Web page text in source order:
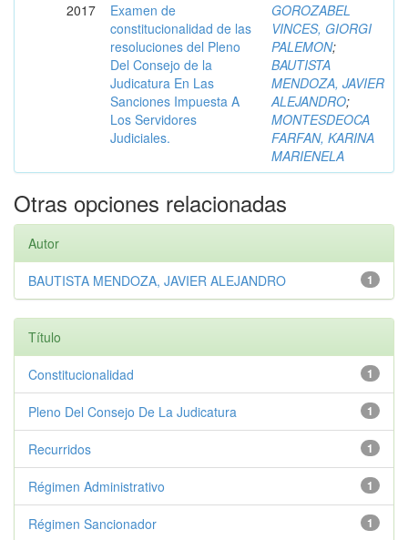
2017
Examen de
constitucionalidad de las
resoluciones del Pleno
Del Consejo de la
Judicatura En Las
Sanciones Impuesta A
Los Servidores
Judiciales.
GOROZABEL
VINCES, GIORGI
PALEMON;
BAUTISTA
MENDOZA, JAVIER
ALEJANDRO;
MONTESDEOCA
FARFAN, KARINA
MARIENELA
Otras opciones relacionadas
Autor
1
BAUTISTA MENDOZA, JAVIER ALEJANDRO
Título
1
Constitucionalidad
1
Pleno Del Consejo De La Judicatura
1
Recurridos
1
Régimen Administrativo
1
Régimen Sancionador